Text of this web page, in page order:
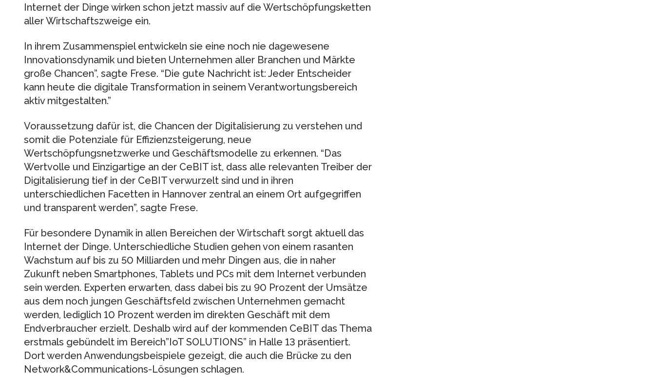
Internet der Dinge wirken schon jetzt massiv auf die Wertschöpfungsketten
aller Wirtschaftszweige ein.
In ihrem Zusammenspiel entwickeln sie eine noch nie dagewesene
Innovationsdynamik und bieten Unternehmen aller Branchen und Märkte
große Chancen”, sagte Frese. “Die gute Nachricht ist: Jeder Entscheider
kann heute die digitale Transformation in seinem Verantwortungsbereich
aktiv mitgestalten.”
Voraussetzung dafür ist, die Chancen der Digitalisierung zu verstehen und
somit die Potenziale für Effizienzsteigerung, neue
Wertschöpfungsnetzwerke und Geschäftsmodelle zu erkennen. “Das
Wertvolle und Einzigartige an der CeBIT ist, dass alle relevanten Treiber der
Digitalisierung tief in der CeBIT verwurzelt sind und in ihren
unterschiedlichen Facetten in Hannover zentral an einem Ort aufgegriffen
und transparent werden”, sagte Frese.
Für besondere Dynamik in allen Bereichen der Wirtschaft sorgt aktuell das
Internet der Dinge. Unterschiedliche Studien gehen von einem rasanten
Wachstum auf bis zu 50 Milliarden und mehr Dingen aus, die in naher
Zukunft neben Smartphones, Tablets und PCs mit dem Internet verbunden
sein werden. Experten erwarten, dass dabei bis zu 90 Prozent der Umsätze
aus dem noch jungen Geschäftsfeld zwischen Unternehmen gemacht
werden, lediglich 10 Prozent werden im direkten Geschäft mit dem
Endverbraucher erzielt. Deshalb wird auf der kommenden CeBIT das Thema
erstmals gebündelt im Bereich”IoT SOLUTIONS” in Halle 13 präsentiert.
Dort werden Anwendungsbeispiele gezeigt, die auch die Brücke zu den
Network&Communications-Lösungen schlagen.